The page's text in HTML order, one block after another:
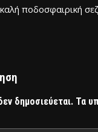
ποδοσφαιρική
δημοσιεύεται. Τα